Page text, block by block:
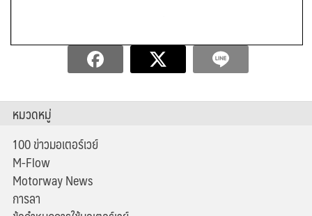
หมวดหมู่
100 ข่าวมอเตอร์เวย์
M-Flow
Motorway News
การลา